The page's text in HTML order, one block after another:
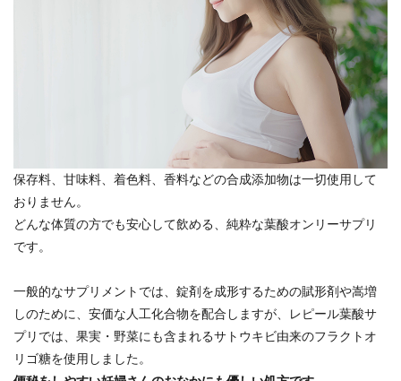
保存料、甘味料、着色料、香料などの合成添加物は一切使用して
おりません。
どんな体質の方でも安心して飲める、純粋な葉酸オンリーサプリ
です。
一般的なサプリメントでは、錠剤を成形するための賦形剤や嵩増
しのために、安価な人工化合物を配合しますが、レピール葉酸サ
プリでは、果実・野菜にも含まれるサトウキビ由来のフラクトオ
リゴ糖を使用しました。